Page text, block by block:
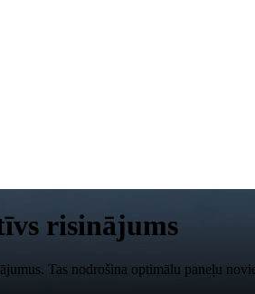
risinājums
Tas nodrošina optimālu paneļu